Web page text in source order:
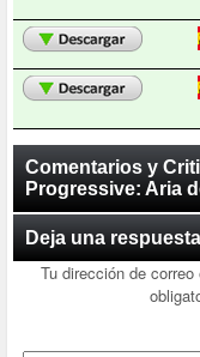
Comentarios y
Progressive: Aria
Deja una respuesta
Tu dirección de